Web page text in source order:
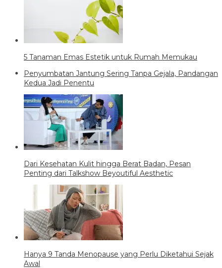
5 Tanaman Emas Estetik untuk Rumah Memukau
Penyumbatan Jantung Sering Tanpa Gejala, Pandangan
Kedua Jadi Penentu
Dari Kesehatan Kulit hingga Berat Badan, Pesan
Penting dari Talkshow Beyoutiful Aesthetic
Hanya 9 Tanda Menopause yang Perlu Diketahui Sejak
Awal